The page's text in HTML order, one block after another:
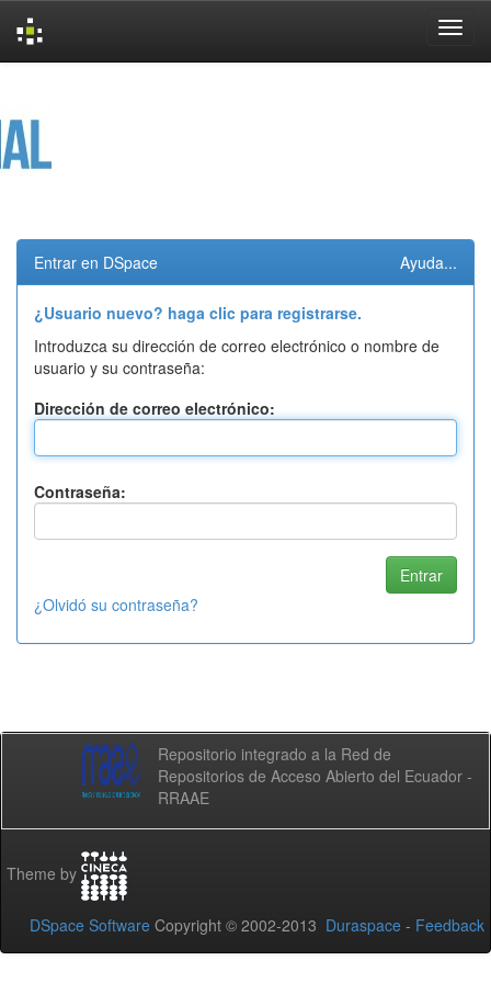
Entrar en DSpace Ayuda...
¿Usuario nuevo? haga clic para registrarse.
Introduzca su dirección de correo electrónico o nombre de
usuario y su contraseña:
Dirección de correo electrónico:
Contraseña:
¿Olvidó su contraseña?
Repositorio integrado a la Red de
Repositorios de Acceso Abierto del Ecuador -
RRAAE
Theme by
DSpace Software Copyright © 2002-2013 Duraspace - Feedback